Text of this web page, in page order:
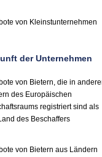
von Kleinstunternehmen
der Unternehmen
von Bietern, die in
des Europäischen
registriert sind als
des Beschaffers
von Bietern aus Ländern